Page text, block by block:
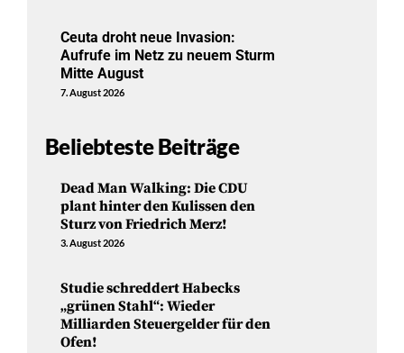
Ceuta droht neue Invasion:
Aufrufe im Netz zu neuem Sturm
Mitte August
7. August 2026
Beliebteste Beiträge
Dead Man Walking: Die CDU
plant hinter den Kulissen den
Sturz von Friedrich Merz!
3. August 2026
Studie schreddert Habecks
„grünen Stahl“: Wieder
Milliarden Steuergelder für den
Ofen!